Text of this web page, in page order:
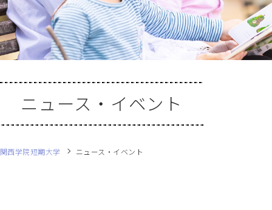
ニュース・イベント
関西学院短期大学 ニュース・イベント